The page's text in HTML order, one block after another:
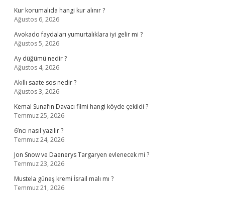
Kur korumalıda hangi kur alınır ?
Ağustos 6, 2026
Avokado faydaları yumurtalıklara iyi gelir mi ?
Ağustos 5, 2026
Ay düğümü nedir ?
Ağustos 4, 2026
Akıllı saate sos nedir ?
Ağustos 3, 2026
Kemal Sunal’ın Davacı filmi hangi köyde çekildi ?
Temmuz 25, 2026
6’ncı nasıl yazılır ?
Temmuz 24, 2026
Jon Snow ve Daenerys Targaryen evlenecek mi ?
Temmuz 23, 2026
Mustela güneş kremi İsrail malı mı ?
Temmuz 21, 2026